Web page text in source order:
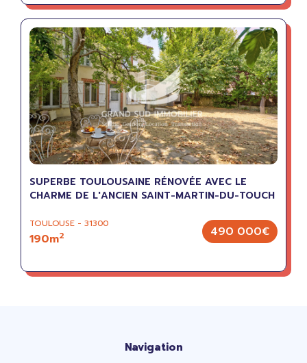
SUPERBE TOULOUSAINE RÉNOVÉE AVEC LE
CHARME DE L'ANCIEN SAINT-MARTIN-DU-TOUCH
TOULOUSE - 31300
190m2 490 000€
Navigation